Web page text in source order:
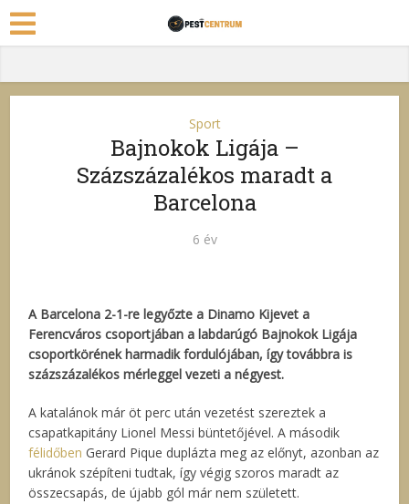
Sport
Bajnokok Ligája –
Százszázalékos maradt a
Barcelona
6 év
A Barcelona 2-1-re legyőzte a Dinamo Kijevet a
Ferencváros csoportjában a labdarúgó Bajnokok Ligája
csoportkörének harmadik fordulójában, így továbbra is
százszázalékos mérleggel vezeti a négyest.
A katalánok már öt perc után vezetést szereztek a
csapatkapitány Lionel Messi büntetőjével. A második
félidőbenGerard Pique duplázta meg az előnyt, azonban az
ukránok szépíteni tudtak, így végig szoros maradt az
összecsapás, de újabb gól már nem született.